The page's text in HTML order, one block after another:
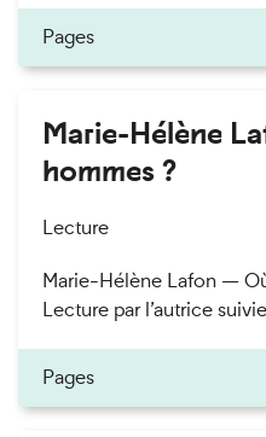
Pages
Marie-Hélène
hommes ?
Lecture
Marie-Hélène Lafon —
Lecture par l’autrice
Pages